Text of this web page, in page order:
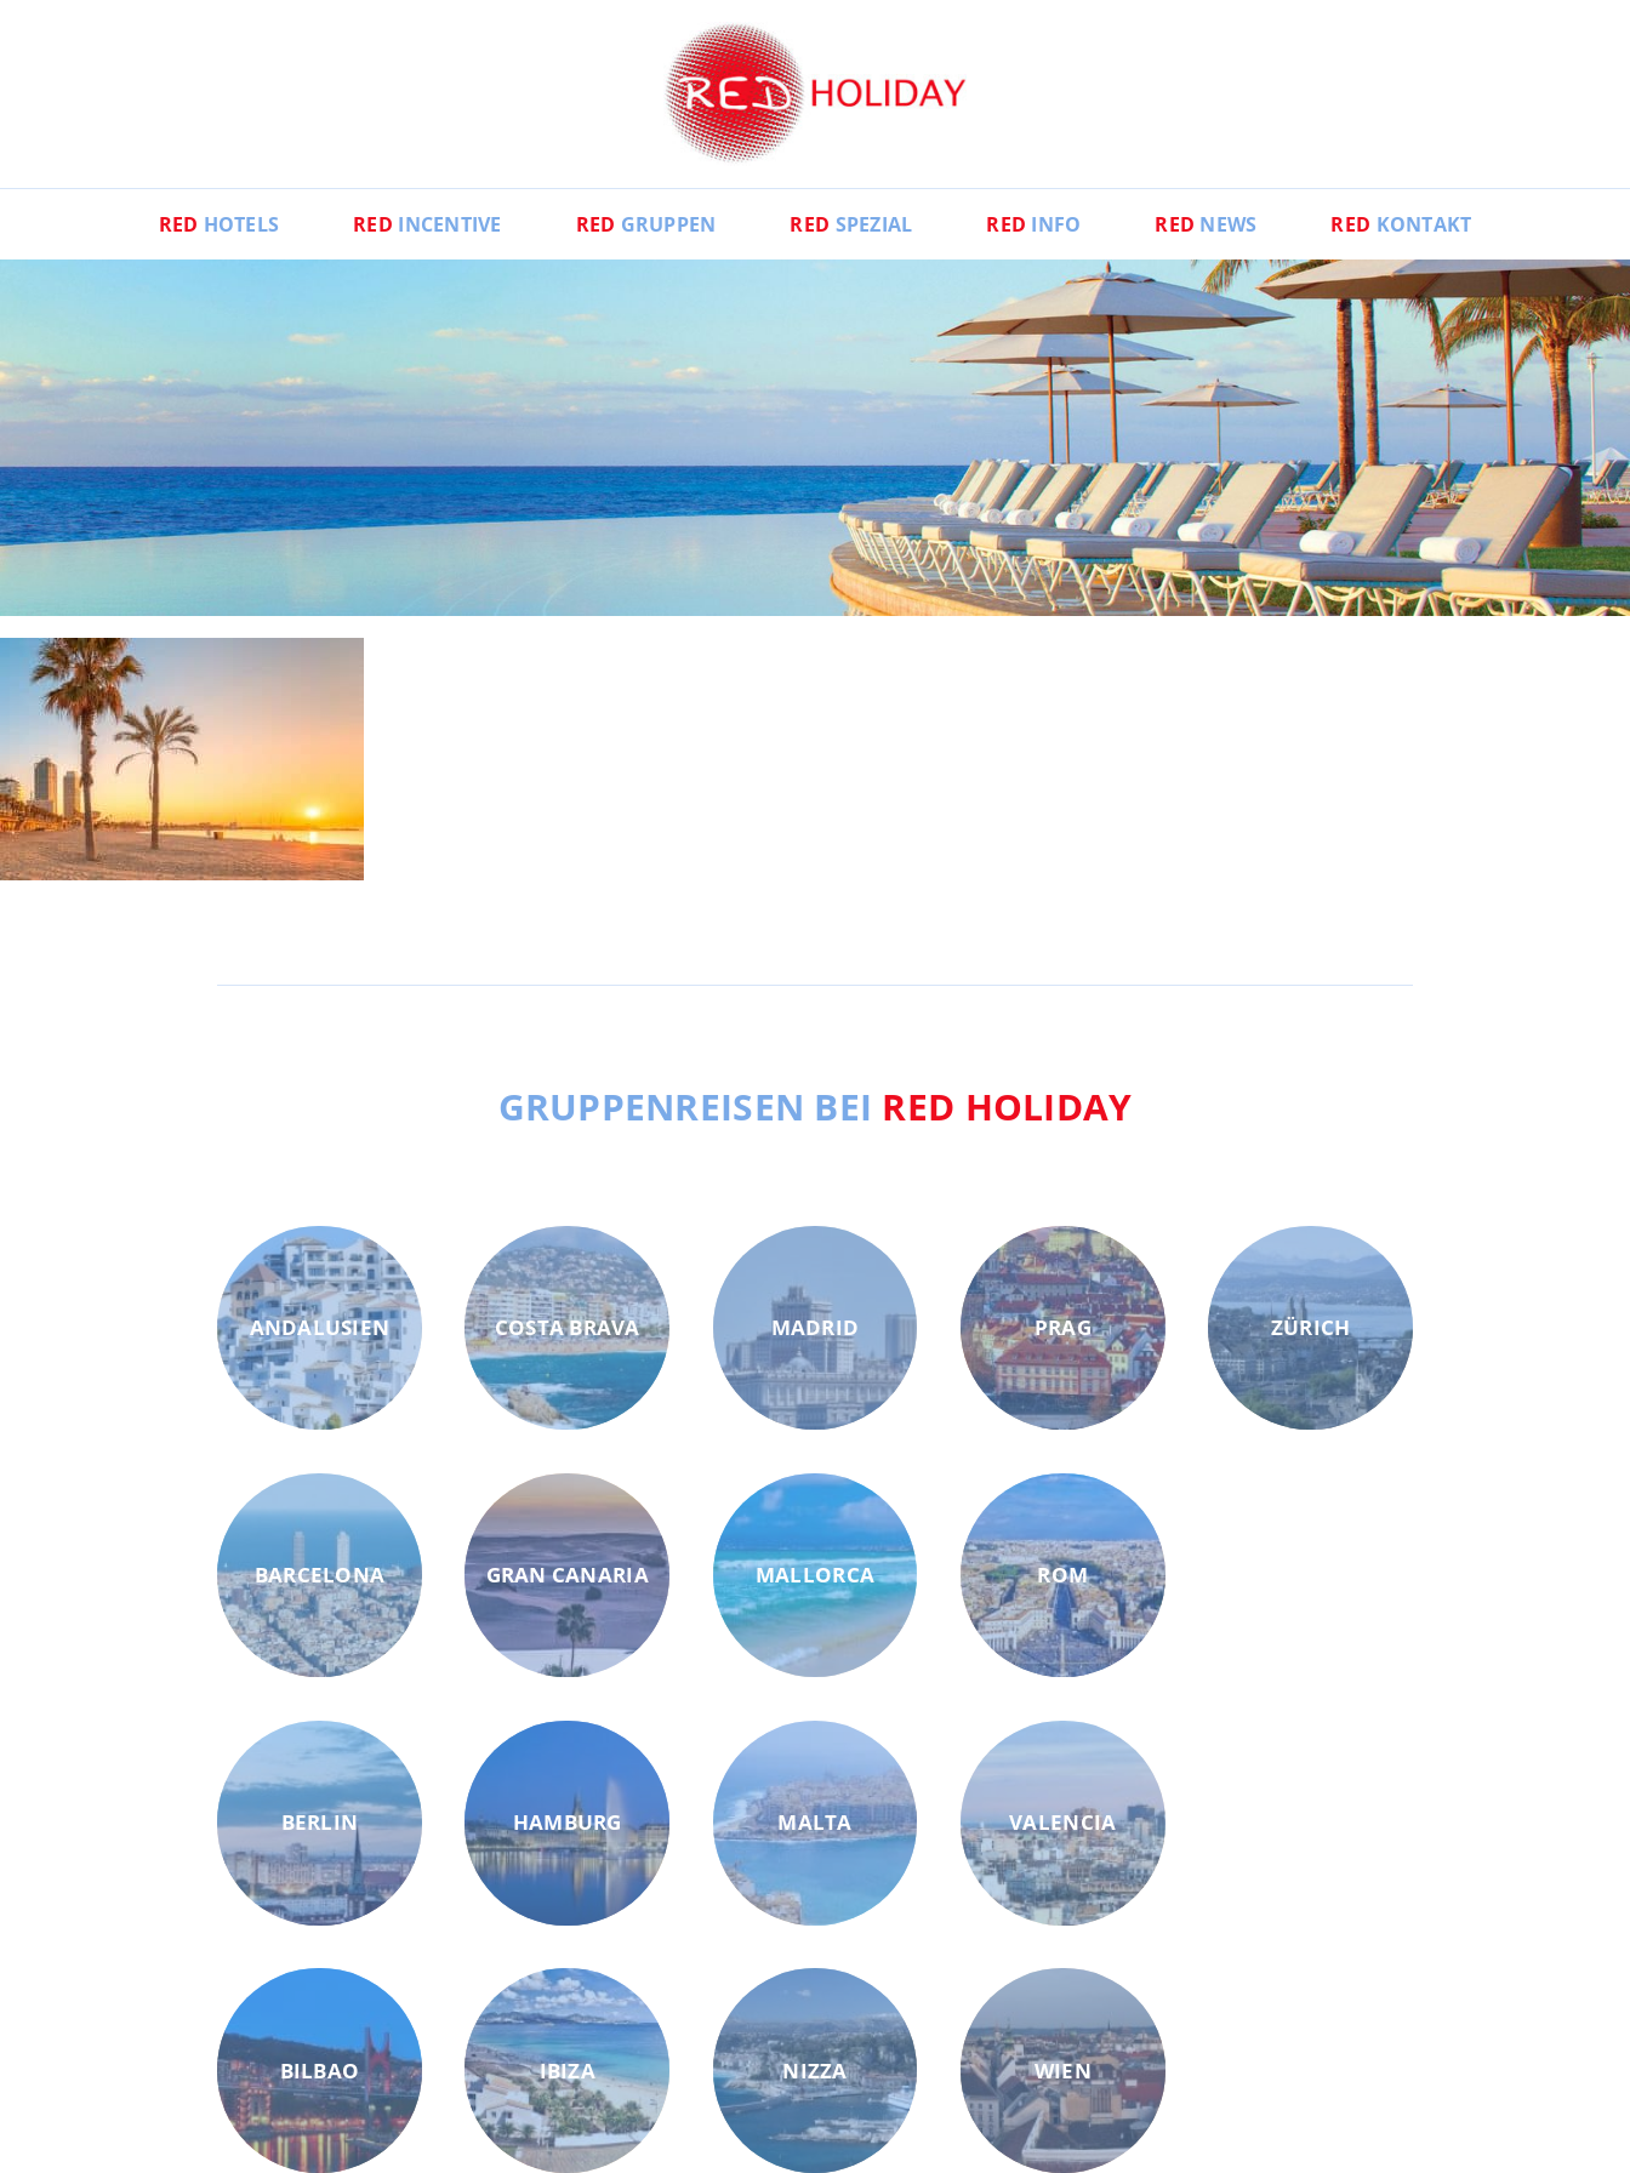
RED HOTELS RED INCENTIVE RED GRUPPEN RED SPEZIAL RED INFO RED NEWS RED KONTAKT
GRUPPENREISEN BEI RED HOLIDAY
ANDALUSIEN
BARCELONA
BERLIN
BILBAO
COSTA BRAVA
GRAN CANARIA
HAMBURG
IBIZA
MADRID
MALLORCA
MALTA
NIZZA
PRAG
ROM
VALENCIA
WIEN
ZÜRICH